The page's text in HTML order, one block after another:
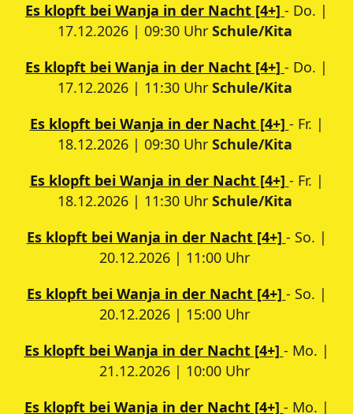
Es klopft bei Wanja in der Nacht [4+] - Do. |
17.12.2026 | 09:30 Uhr Schule/Kita
Es klopft bei Wanja in der Nacht [4+] - Do. |
17.12.2026 | 11:30 Uhr Schule/Kita
Es klopft bei Wanja in der Nacht [4+] - Fr. |
18.12.2026 | 09:30 Uhr Schule/Kita
Es klopft bei Wanja in der Nacht [4+] - Fr. |
18.12.2026 | 11:30 Uhr Schule/Kita
Es klopft bei Wanja in der Nacht [4+] - So. |
20.12.2026 | 11:00 Uhr
Es klopft bei Wanja in der Nacht [4+] - So. |
20.12.2026 | 15:00 Uhr
Es klopft bei Wanja in der Nacht [4+] - Mo. |
21.12.2026 | 10:00 Uhr
Es klopft bei Wanja in der Nacht [4+] - Mo. |